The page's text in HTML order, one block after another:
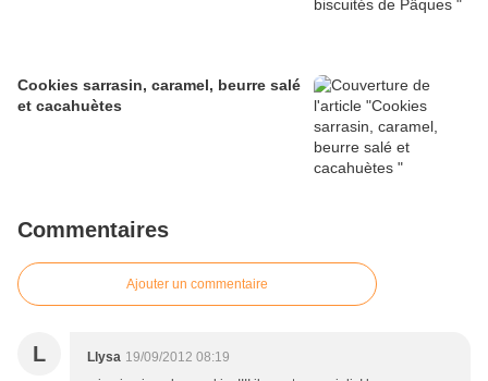
Cookies sarrasin, caramel, beurre salé
et cacahuètes
Commentaires
Ajouter un commentaire
L Llysa 19/09/2012 08:19